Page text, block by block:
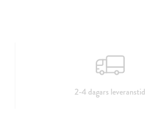
2-4 dagars leveranstid